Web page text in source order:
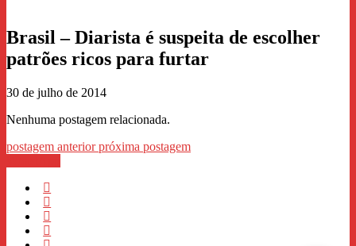
Brasil – Diarista é suspeita de escolher
patrões ricos para furtar
30 de julho de 2014
Nenhuma postagem relacionada.
postagem anteriorpróxima postagem